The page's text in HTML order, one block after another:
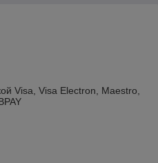
Visa, Visa Electron, Maestro,